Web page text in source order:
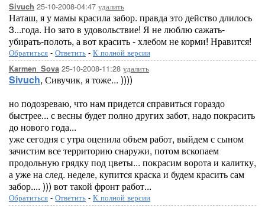
Sivuch 25-10-2008-04:47 удалить
Наташ, я у мамы красила забор. правда это действо длилось
3...года. Но зато в удовольствие! Я не люблю сажать-
убирать-полоть, а вот красить - хлебом не корми! Нравится!
Обратиться - Ответить - К полной версии
Karmen_Sova 25-10-2008-11:28 удалить
Sivuch, Сивучик, я тоже... ))))
но подозреваю, что нам придется справиться гораздо
быстрее... с весны будет полно других забот, надо покрасить
до нового года...
уже сегодня с утра оценила объем работ, выйдем с сыном
зачистим все территорию снаружи, потом вскопаем
продольную грядку под цветы... покрасим ворота и калитку,
а уже на след. неделе, купится краска и будем красить сам
забор.... ))) вот такой фронт работ...
Обратиться - Ответить - К полной версии